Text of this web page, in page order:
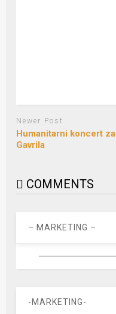
Newer Post
Humanitarni koncert za
Gavrila
COMMENTS
– MARKETING –
-MARKETING-